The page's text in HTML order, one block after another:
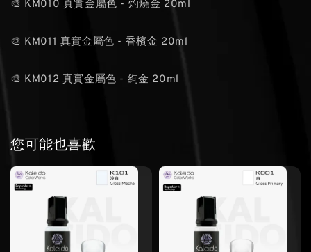
🎨 KM010 真實金屬色 - 灼燒金 20ml
🎨 KM011 真實金屬色 - 香檳金 20ml
🎨 KM012 真實金屬色 - 絢金 20ml
您可能也喜歡